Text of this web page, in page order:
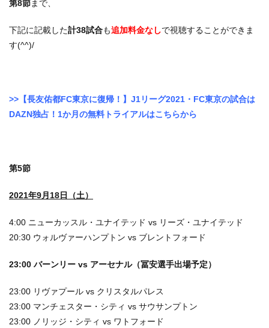
第8節まで、
下記に記載した計38試合も追加料金なしで視聴することができま
す(^^)/
>>【長友佑都FC東京に復帰！】J1リーグ2021・FC東京の試合は
DAZN独占！1か月の無料トライアルはこちらから
第5節
2021年9月18日（土）
4:00 ニューカッスル・ユナイテッド vs リーズ・ユナイテッド
20:30 ウォルヴァーハンプトン vs ブレントフォード
23:00 バーンリー vs アーセナル（冨安選手出場予定）
23:00 リヴァプール vs クリスタルパレス
23:00 マンチェスター・シティ vs サウサンプトン
23:00 ノリッジ・シティ vs ワトフォード